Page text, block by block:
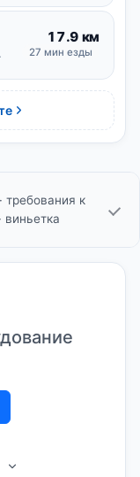
17.9 км
27 мин езды
требования к
виньетка